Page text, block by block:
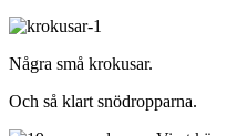
Några små krokusar.
Och så klart snödropparna.